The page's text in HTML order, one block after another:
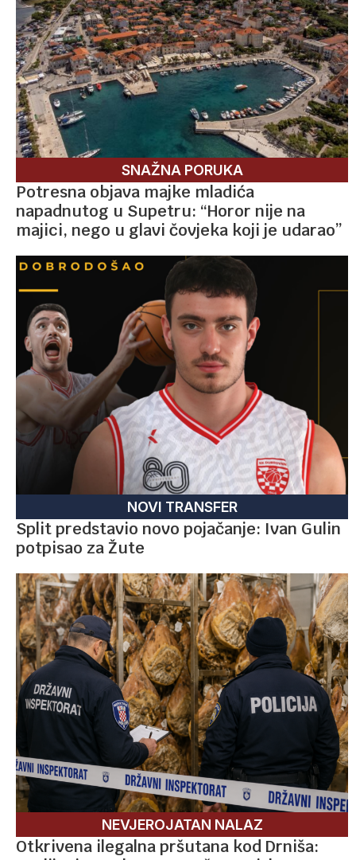
SNAŽNA PORUKA
Potresna objava majke mladića
napadnutog u Supetru: “Horor nije na
majici, nego u glavi čovjeka koji je udarao”
NOVI TRANSFER
Split predstavio novo pojačanje: Ivan Gulin
potpisao za Žute
NEVJEROJATAN NALAZ
Otkrivena ilegalna pršutana kod Drniša: